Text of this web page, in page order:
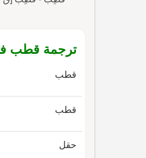
ترجمة قطب
قطب
قطب
حقل